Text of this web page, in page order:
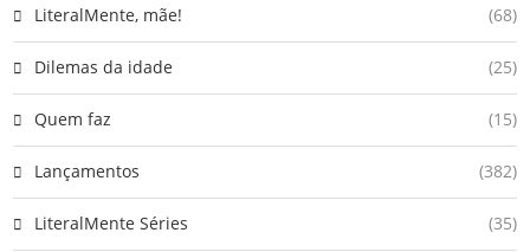
LiteralMente, mãe! (68)
Dilemas da idade (25)
Quem faz (15)
Lançamentos (382)
LiteralMente Séries (35)